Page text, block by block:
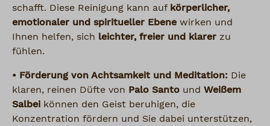
schafft. Diese Reinigung kann auf körperlicher,
emotionaler und spiritueller Ebene wirken und
Ihnen helfen, sich leichter, freier und klarer zu
fühlen.
• Förderung von Achtsamkeit und Meditation: Die
klaren, reinen Düfte von Palo Santo und Weißem
Salbei können den Geist beruhigen, die
Konzentration fördern und Sie dabei unterstützen,